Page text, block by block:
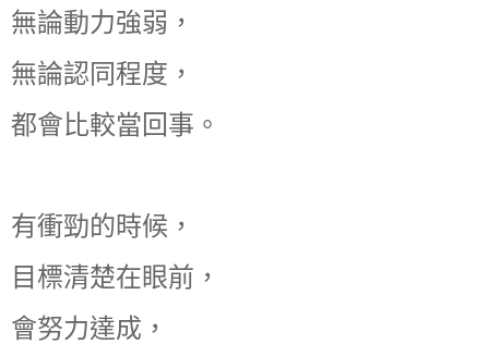
無論動力強弱，
無論認同程度，
都會比較當回事。
有衝勁的時候，
目標清楚在眼前，
會努力達成，